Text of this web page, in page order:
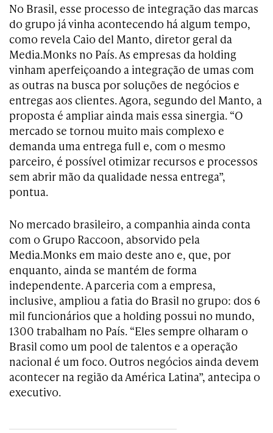
No Brasil, esse processo de integração das marcas
do grupo já vinha acontecendo há algum tempo,
como revela Caio del Manto, diretor geral da
Media.Monks no País. As empresas da holding
vinham aperfeiçoando a integração de umas com
as outras na busca por soluções de negócios e
entregas aos clientes. Agora, segundo del Manto, a
proposta é ampliar ainda mais essa sinergia. “O
mercado se tornou muito mais complexo e
demanda uma entrega full e, com o mesmo
parceiro, é possível otimizar recursos e processos
sem abrir mão da qualidade nessa entrega”,
pontua.
No mercado brasileiro, a companhia ainda conta
com o Grupo Raccoon, absorvido pela
Media.Monks em maio deste ano e, que, por
enquanto, ainda se mantém de forma
independente. A parceria com a empresa,
inclusive, ampliou a fatia do Brasil no grupo: dos 6
mil funcionários que a holding possui no mundo,
1300 trabalham no País. “Eles sempre olharam o
Brasil como um pool de talentos e a operação
nacional é um foco. Outros negócios ainda devem
acontecer na região da América Latina”, antecipa o
executivo.